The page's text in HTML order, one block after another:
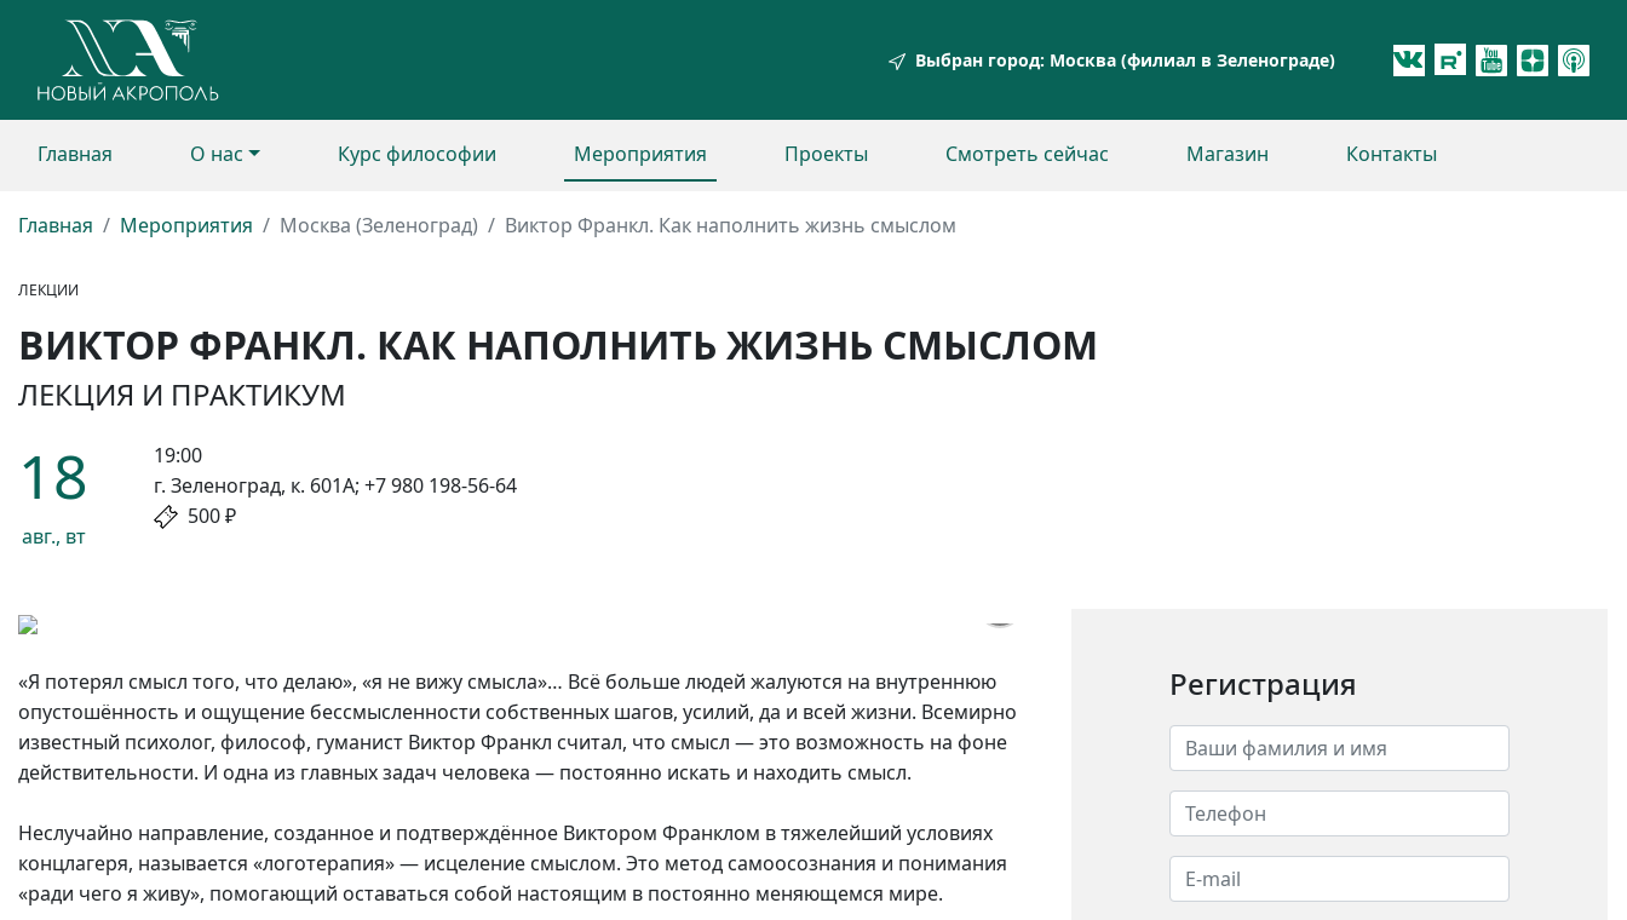
Выбран город: Москва (филиал в Зеленограде)
Главная О нас Курс философии Мероприятия Проекты Смотреть сейчас Магазин Контакты
Главная Мероприятия Москва (Зеленоград) Виктор Франкл. Как наполнить жизнь смыслом
ЛЕКЦИИ
ВИКТОР ФРАНКЛ. КАК НАПОЛНИТЬ ЖИЗНЬ СМЫСЛОМ
ЛЕКЦИЯ И ПРАКТИКУМ
18
авг., вт
19:00
г. Зеленоград, к. 601А; +7 980 198-56-64
500 ₽
«Я потерял смысл того, что делаю», «я не вижу смысла»… Всё больше людей жалуются на внутреннюю
опустошённость и ощущение бессмысленности собственных шагов, усилий, да и всей жизни. Всемирно
известный психолог, философ, гуманист Виктор Франкл считал, что смысл — это возможность на фоне
действительности. И одна из главных задач человека — постоянно искать и находить смысл.
Неслучайно направление, созданное и подтверждённое Виктором Франклом в тяжелейший условиях
концлагеря, называется «логотерапия» — исцеление смыслом. Это метод самоосознания и понимания
«ради чего я живу», помогающий оставаться собой настоящим в постоянно меняющемся мире.
Регистрация